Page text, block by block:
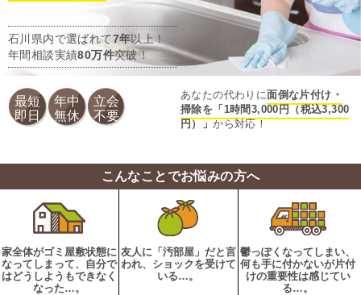
石川県内で選ばれて7年以上！
年間相談実績80万件突破！
最短
即日
年中
無休
立会
不要
あなたの代わりに面倒な片付け・
掃除を「1時間3,000円（税込3,300
円）」から対応！
こんなことでお悩みの方へ
家全体がゴミ屋敷状態に
なってしまって、自分で
はどうしようもできなく
なった…。
友人に「汚部屋」だと言
われ、ショックを受けて
いる…。
鬱っぽくなってしまい、
何も手に付かないが片付
けの重要性は感じてい
る…。